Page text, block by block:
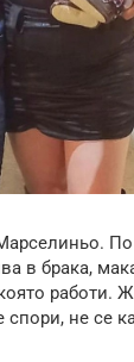
в брака,
работи.
не се